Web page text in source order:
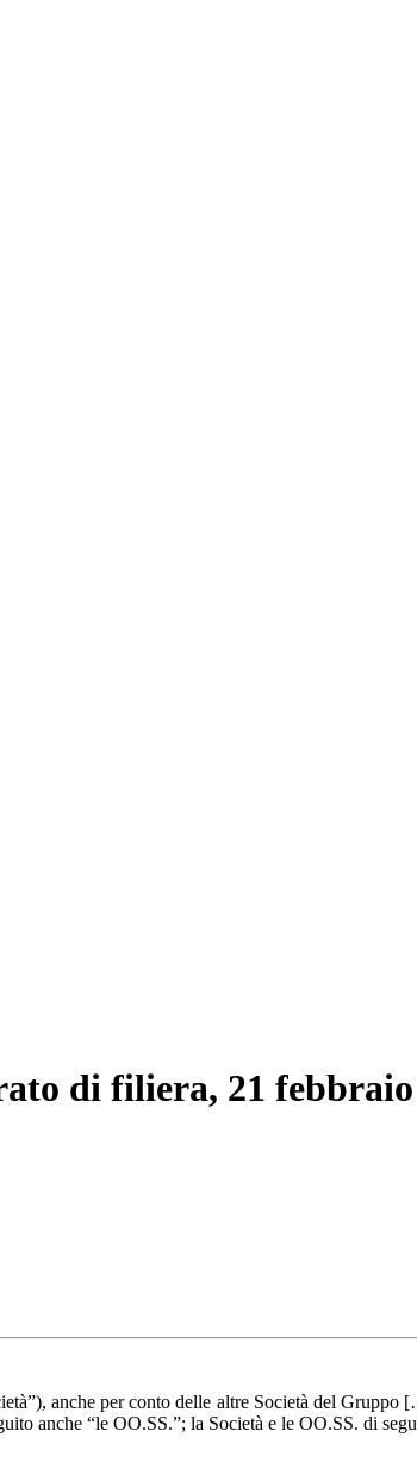
di filiera, 21 febbraio
anche per conto delle altre Società del
“le OO.SS.”; la Società e le OO.SS. di